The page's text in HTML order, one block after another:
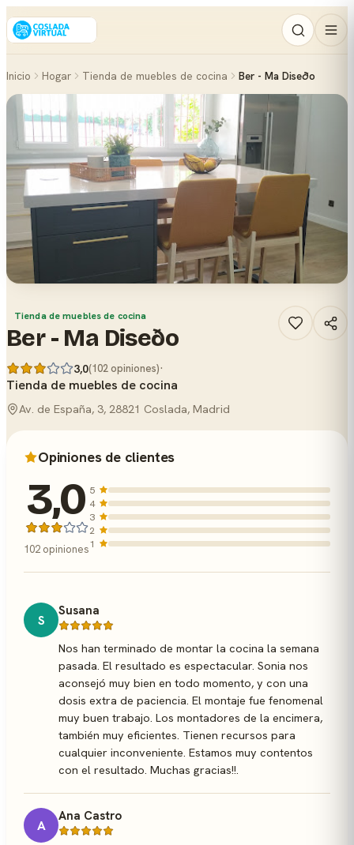
Inicio Hogar Tienda de muebles de cocina Ber - Ma Diseðo
Tienda de muebles de cocina
Ber - Ma Diseðo
3,0(102 opiniones)·
Tienda de muebles de cocina
Av. de España, 3, 28821 Coslada, Madrid
Opiniones de clientes
3,0
102 opiniones
5
4
3
2
1
S
Susana
Nos han terminado de montar la cocina la semana
pasada. El resultado es espectacular. Sonia nos
aconsejó muy bien en todo momento, y con una
dosis extra de paciencia. El montaje fue fenomenal
muy buen trabajo. Los montadores de la encimera,
también muy eficientes. Tienen recursos para
cualquier inconveniente. Estamos muy contentos
con el resultado. Muchas gracias!!.
A
Ana Castro